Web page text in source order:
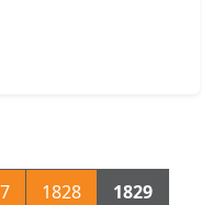
1828
1829